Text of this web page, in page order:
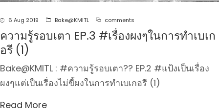
6 Aug 2019 Bake@KMITL comments
ความรู้รอบเตา EP.3 #เรื่องผงๆในการทำเบเก
อรี (1)
Bake@KMITL : #ความรู้รอบเตา?‍? EP.2 #แป้งเป็นเรื่อง
ผงๆแต่เป็นเรื่องไม่ขี้ผงในการทำเบเกอรี (1)
Read More